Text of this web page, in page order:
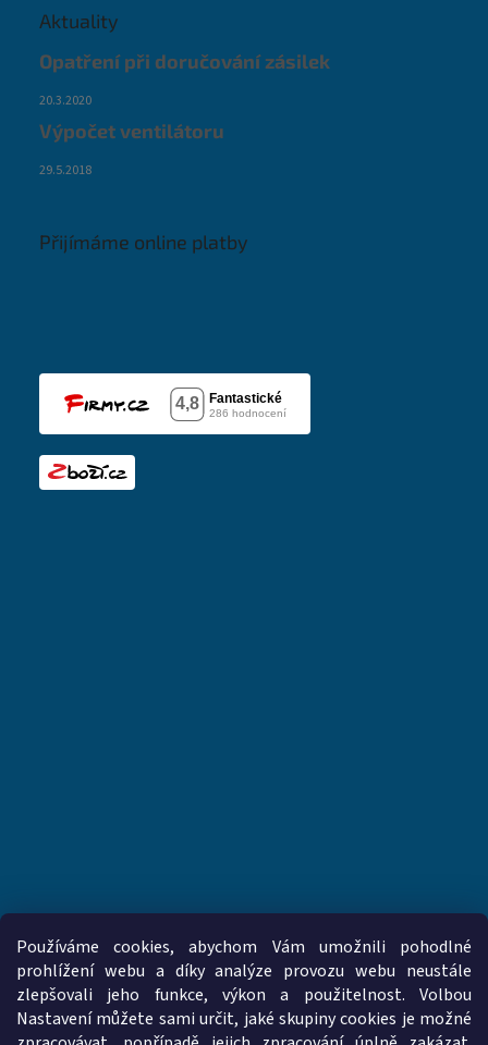
Používáme cookies, abychom Vám umožnili pohodlné
prohlížení webu a díky analýze provozu webu neustále
zlepšovali jeho funkce, výkon a použitelnost. Volbou
Nastavení můžete sami určit, jaké skupiny cookies je možné
Aktuality
Opatření při doručování zásilek
20.3.2020
Výpočet ventilátoru
29.5.2018
Přijímáme online platby
www.vzduchotechnika-ventilatory.cz www.palmat.cz